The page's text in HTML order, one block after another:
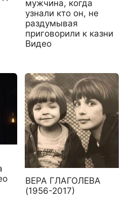
мужчина, когда
узнали кто он, не
раздумывая
приговорили к казни
Видео
ВЕРА ГЛАГОЛЕВА
(1956-2017)